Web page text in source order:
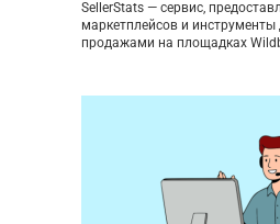
SellerStats — сервис,
маркетплейсов и инструменты
продажами на площадках